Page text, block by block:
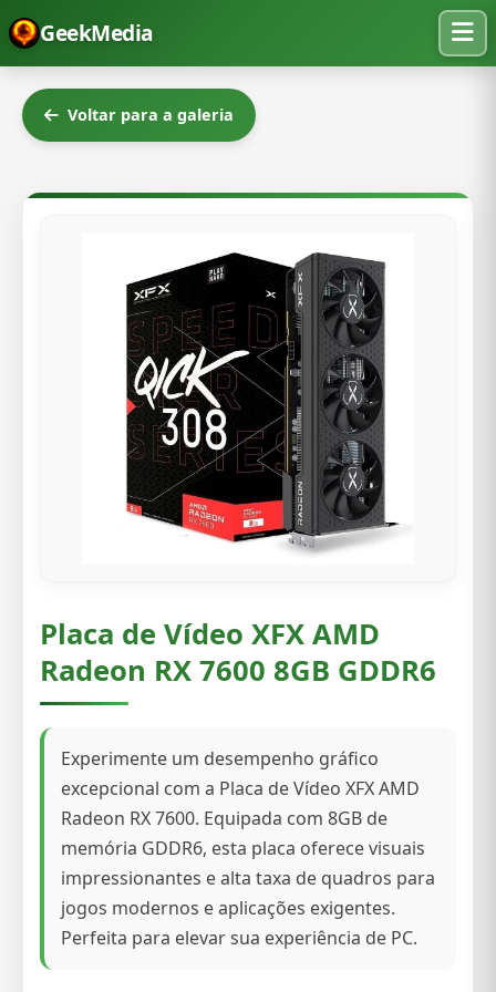
GeekMedia
Voltar para a galeria
Placa de Vídeo XFX AMD
Radeon RX 7600 8GB GDDR6
Experimente um desempenho gráfico
excepcional com a Placa de Vídeo XFX AMD
Radeon RX 7600. Equipada com 8GB de
memória GDDR6, esta placa oferece visuais
impressionantes e alta taxa de quadros para
jogos modernos e aplicações exigentes.
Perfeita para elevar sua experiência de PC.